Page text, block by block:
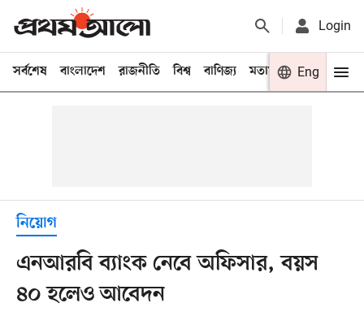
Login
সর্বশেষ বাংলাদেশ রাজনীতি বিশ্ব বাণিজ্য মতামত খেলা
Eng
নিয়োগ
এনআরবি ব্যাংক নেবে অফিসার, বয়স
৪০ হলেও আবেদন